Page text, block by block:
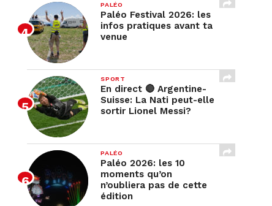
PALÉO
Paléo Festival 2026: les
infos pratiques avant ta
venue
SPORT
En direct 🔴 Argentine-
Suisse: La Nati peut-elle
sortir Lionel Messi?
PALÉO
Paléo 2026: les 10
moments qu’on
n’oubliera pas de cette
édition